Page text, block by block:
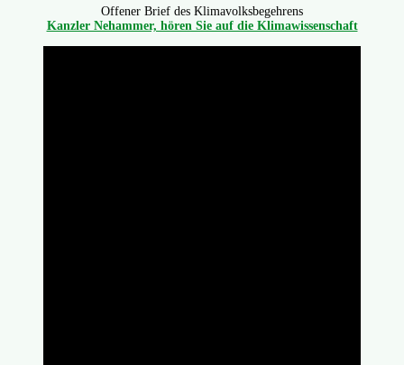
Offener Brief des Klimavolksbegehrens
Kanzler Nehammer, hören Sie auf die Klimawissenschaft